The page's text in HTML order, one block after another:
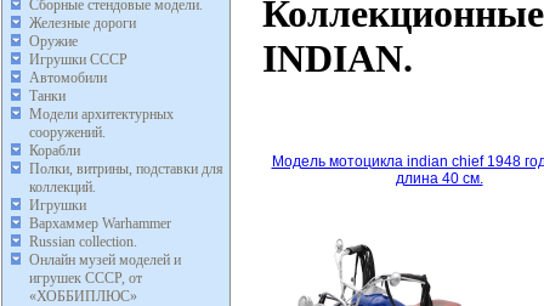
Сборные стендовые модели.
Железные дороги
Оружие
Игрушки СССР
Автомобили
Танки
Модели архитектурных
сооружений.
Корабли
Полки, витрины, подставки для
коллекций.
Игрушки
Вархаммер Warhammer
Russian collection.
Онлайн музей моделей и
игрушек СССР, от
«ХОББИПЛЮС»
INDIAN.
Модель мотоцикла indian chief 1948
длина 40 см.